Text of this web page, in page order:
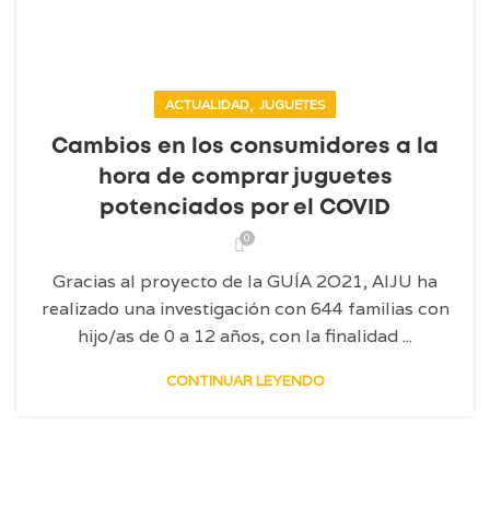
ACTUALIDAD, JUGUETES
Cambios en los consumidores a la
hora de comprar juguetes
potenciados por el COVID
0
Gracias al proyecto de la GUÍA 2O21, AIJU ha
realizado una investigación con 644 familias con
hijo/as de 0 a 12 años, con la finalidad ...
CONTINUAR LEYENDO